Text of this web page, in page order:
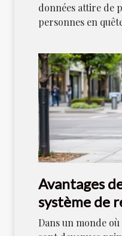
données attire de
personnes en
Avantages
système de
Dans un monde